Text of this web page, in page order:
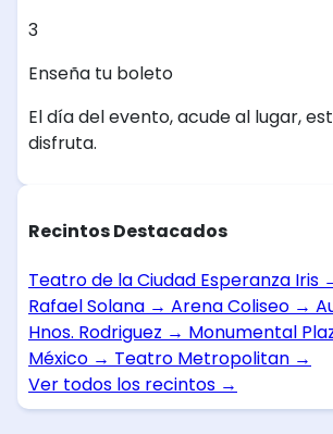
3
Enseña tu boleto
El día del evento, acude al lugar,
disfruta.
Recintos Destacados
Teatro de la Ciudad Esperanza Iris
Rafael Solana → Arena Coliseo →
Hnos. Rodriguez → Monumental
México → Teatro Metropolitan →
Ver todos los recintos →